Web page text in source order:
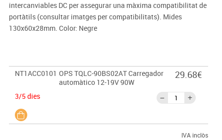
intercanviables DC per assegurar una màxima compatibilitat de
portàtils (consultar imatges per compatibilitats). Mides
130x60x28mm. Color: Negre
NT1ACC0101 OPS TQLC-90BS02AT Carregador
automàtico 12-19V 90W
3/5 dies
29.68€
IVA inclòs